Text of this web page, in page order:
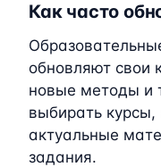
Как часто
обновляют свои
новые методы и
выбирать
актуальные
задания.